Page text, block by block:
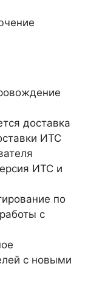
доставка
ИТС
ИТС и
по
с
с новыми